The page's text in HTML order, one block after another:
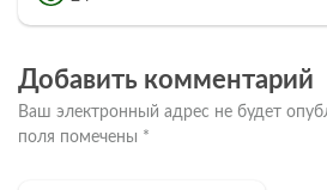
Добавить комментарий
Ваш электронный адрес не будет
поля помечены *